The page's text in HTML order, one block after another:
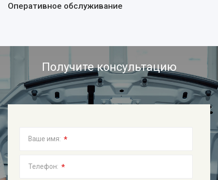
Оперативное обслуживание
Получите консультацию
Ваше имя: *
Телефон: *